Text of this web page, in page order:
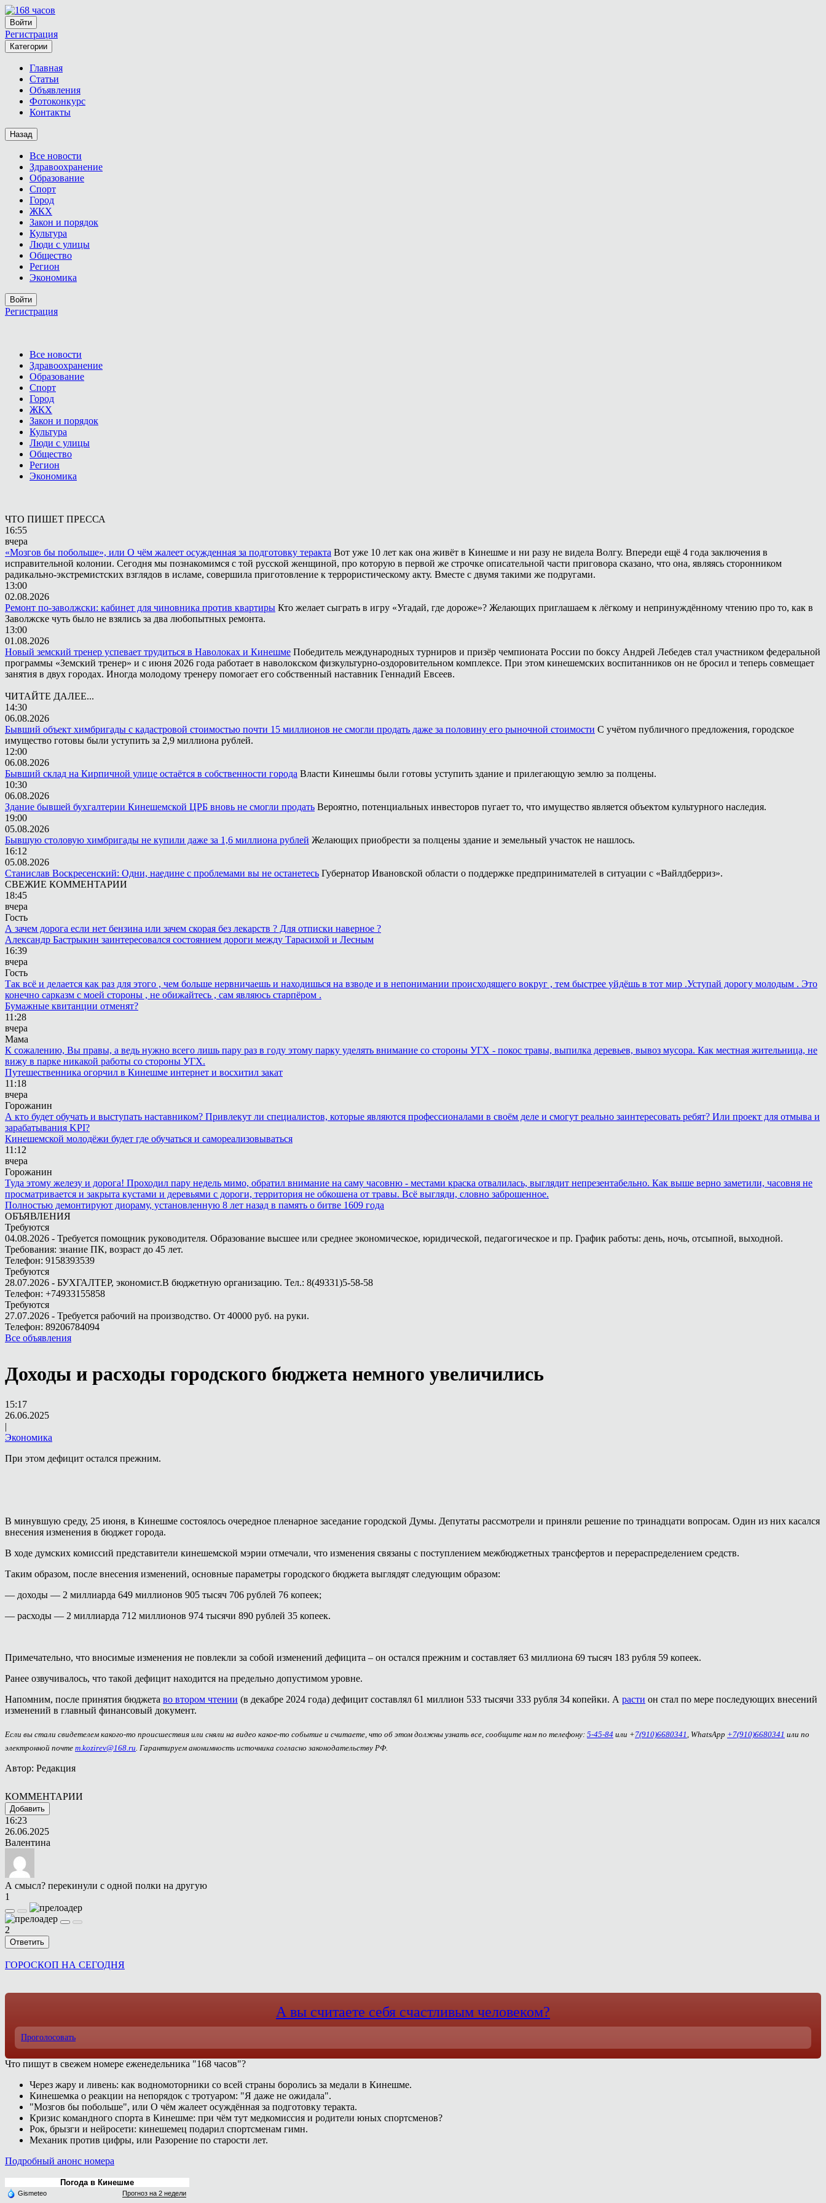
Войти
Регистрация
Категории
Главная
Статьи
Объявления
Фотоконкурс
Контакты
Назад
Все новости
Здравоохранение
Образование
Спорт
Город
ЖКХ
Закон и порядок
Культура
Люди с улицы
Общество
Регион
Экономика
Войти
Регистрация
Все новости
Здравоохранение
Образование
Спорт
Город
ЖКХ
Закон и порядок
Культура
Люди с улицы
Общество
Регион
Экономика
ЧТО ПИШЕТ ПРЕССА
16:55
вчера
«Мозгов бы побольше», или О чём жалеет осужденная за подготовку теракта Вот уже 10 лет как она живёт в Кинешме и ни разу не видела Волгу. Впереди ещё 4 года заключения в
исправительной колонии. Сегодня мы познакомимся с той русской женщиной, про которую в первой же строчке описательной части приговора сказано, что она, являясь сторонником
радикально-экстремистских взглядов в исламе, совершила приготовление к террористическому акту. Вместе с двумя такими же подругами.
13:00
02.08.2026
Ремонт по-заволжски: кабинет для чиновника против квартиры Кто желает сыграть в игру «Угадай, где дороже»? Желающих приглашаем к лёгкому и непринуждённому чтению про то, как в
Заволжске чуть было не взялись за два любопытных ремонта.
13:00
01.08.2026
Новый земский тренер успевает трудиться в Наволоках и Кинешме Победитель международных турниров и призёр чемпионата России по боксу Андрей Лебедев стал участником федеральной
программы «Земский тренер» и с июня 2026 года работает в наволокском физкультурно-оздоровительном комплексе. При этом кинешемских воспитанников он не бросил и теперь совмещает
занятия в двух городах. Иногда молодому тренеру помогает его собственный наставник Геннадий Евсеев.
ЧИТАЙТЕ ДАЛЕЕ...
14:30
06.08.2026
Бывший объект химбригады с кадастровой стоимостью почти 15 миллионов не смогли продать даже за половину его рыночной стоимости С учётом публичного предложения, городское
имущество готовы были уступить за 2,9 миллиона рублей.
12:00
06.08.2026
Бывший склад на Кирпичной улице остаётся в собственности города Власти Кинешмы были готовы уступить здание и прилегающую землю за полцены.
10:30
06.08.2026
Здание бывшей бухгалтерии Кинешемской ЦРБ вновь не смогли продать Вероятно, потенциальных инвесторов пугает то, что имущество является объектом культурного наследия.
19:00
05.08.2026
Бывшую столовую химбригады не купили даже за 1,6 миллиона рублей Желающих приобрести за полцены здание и земельный участок не нашлось.
16:12
05.08.2026
Станислав Воскресенский: Одни, наедине с проблемами вы не останетесь Губернатор Ивановской области о поддержке предпринимателей в ситуации с «Вайлдберриз».
СВЕЖИЕ КОММЕНТАРИИ
18:45
вчера
Гость
А зачем дорога если нет бензина или зачем скорая без лекарств ? Для отписки наверное ?
Александр Бастрыкин заинтересовался состоянием дороги между Тарасихой и Лесным
16:39
вчера
Гость
Так всё и делается как раз для этого , чем больше нервничаешь и находишься на взводе и в непонимании происходящего вокруг , тем быстрее уйдёшь в тот мир .Уступай дорогу молодым . Это
конечно сарказм с моей стороны , не обижайтесь , сам являюсь старпёром .
Бумажные квитанции отменят?
11:28
вчера
Мама
К сожалению, Вы правы, а ведь нужно всего лишь пару раз в году этому парку уделять внимание со стороны УГХ - покос травы, выпилка деревьев, вывоз мусора. Как местная жительница, не
вижу в парке никакой работы со стороны УГХ.
Путешественника огорчил в Кинешме интернет и восхитил закат
11:18
вчера
Горожанин
А кто будет обучать и выступать наставником? Привлекут ли специалистов, которые являются профессионалами в своём деле и смогут реально заинтересовать ребят? Или проект для отмыва и
зарабатывания KPI?
Кинешемской молодёжи будет где обучаться и самореализовываться
11:12
вчера
Горожанин
Туда этому железу и дорога! Проходил пару недель мимо, обратил внимание на саму часовню - местами краска отвалилась, выглядит непрезентабельно. Как выше верно заметили, часовня не
просматривается и закрыта кустами и деревьями с дороги, территория не обкошена от травы. Всё выгляди, словно заброшенное.
Полностью демонтируют диораму, установленную 8 лет назад в память о битве 1609 года
ОБЪЯВЛЕНИЯ
Требуются
04.08.2026 - Требуется помощник руководителя. Образование высшее или среднее экономическое, юридической, педагогическое и пр. График работы: день, ночь, отсыпной, выходной.
Требования: знание ПК, возраст до 45 лет.
Телефон: 9158393539
Требуются
28.07.2026 - БУХГАЛТЕР, экономист.В бюджетную организацию. Тел.: 8(49331)5-58-58
Телефон: +74933155858
Требуются
27.07.2026 - Требуется рабочий на производство. От 40000 руб. на руки.
Телефон: 89206784094
Все объявления
Доходы и расходы городского бюджета немного увеличились
15:17
26.06.2025
|
Экономика
При этом дефицит остался прежним.
В минувшую среду, 25 июня, в Кинешме состоялось очередное пленарное заседание городской Думы. Депутаты рассмотрели и приняли решение по тринадцати вопросам. Один из них касался
внесения изменения в бюджет города.
В ходе думских комиссий представители кинешемской мэрии отмечали, что изменения связаны с поступлением межбюджетных трансфертов и перераспределением средств.
Таким образом, после внесения изменений, основные параметры городского бюджета выглядят следующим образом:
— доходы — 2 миллиарда 649 миллионов 905 тысяч 706 рублей 76 копеек;
— расходы — 2 миллиарда 712 миллионов 974 тысячи 890 рублей 35 копеек.
Примечательно, что вносимые изменения не повлекли за собой изменений дефицита – он остался прежним и составляет 63 миллиона 69 тысяч 183 рубля 59 копеек.
Ранее озвучивалось, что такой дефицит находится на предельно допустимом уровне.
Напомним, после принятия бюджета во втором чтении (в декабре 2024 года) дефицит составлял 61 миллион 533 тысячи 333 рубля 34 копейки. А расти он стал по мере последующих внесений
изменений в главный финансовый документ.
Если вы стали свидетелем какого-то происшествия или сняли на видео какое-то событие и считаете, что об этом должны узнать все, сообщите нам по телефону: 5-45-84 или +7(910)6680341 , WhatsApp +7(910)6680341 или по
электронной почте m.kozirev@168.ru. Гарантируем анонимность источника согласно законодательству РФ.
Автор: Редакция
КОММЕНТАРИИ
Добавить
16:23
26.06.2025
Валентина
А смысл? перекинули с одной полки на другую
1
2
Ответить
ГОРОСКОП НА СЕГОДНЯ
А вы считаете себя счастливым человеком?
Проголосовать
Что пишут в свежем номере еженедельника "168 часов"?
Через жару и ливень: как водномоторники со всей страны боролись за медали в Кинешме.
Кинешемка о реакции на непорядок с тротуаром: "Я даже не ожидала".
"Мозгов бы побольше", или О чём жалеет осуждённая за подготовку теракта.
Кризис командного спорта в Кинешме: при чём тут медкомиссия и родители юных спортсменов?
Рок, брызги и нейросети: кинешемец подарил спортсменам гимн.
Механик против цифры, или Разорение по старости лет.
Подробный анонс номера
Погода в Кинешме
Gismeteo Прогноз на 2 недели